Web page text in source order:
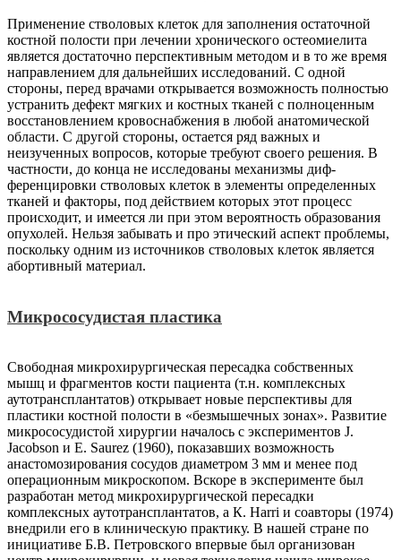
Применение стволовых клеток для заполнения остаточной
костной полости при лечении хронического остеомиелита
является достаточно перспективным методом и в то же время
направлением для дальнейших исследований. С одной
стороны, перед врачами открывается возможность полностью
устранить дефект мягких и костных тканей с полноценным
восстановлением кровоснабжения в любой анатомической
области. С другой стороны, остается ряд важных и
неизученных вопросов, которые требуют своего решения. В
частности, до конца не исследованы механизмы диф-
ференцировки стволовых клеток в элементы определенных
тканей и факторы, под действием которых этот процесс
происходит, и имеется ли при этом вероятность образования
опухолей. Нельзя забывать и про этический аспект проблемы,
поскольку одним из источников стволовых клеток является
абортивный материал.
Микрососудистая пластика
Свободная микрохирургическая пересадка собственных
мышц и фрагментов кости пациента (т.н. комплексных
аутотрансплантатов) открывает новые перспективы для
пластики костной полости в «безмышечных зонах». Развитие
микрососудистой хирургии началось с экспериментов J.
Jacobson и Е. Saurez (1960), показавших возможность
анастомозирования сосудов диаметром 3 мм и менее под
операционным микроскопом. Вскоре в эксперименте был
разработан метод микрохирургической пересадки
комплексных аутотрансплантатов, а К. Harri и соавторы (1974)
внедрили его в клиническую практику. В нашей стране по
инициативе Б.В. Петровского впервые был организован